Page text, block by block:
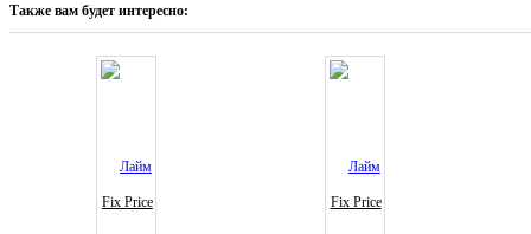
Также вам будет интересно:
Fix Price Fix Price